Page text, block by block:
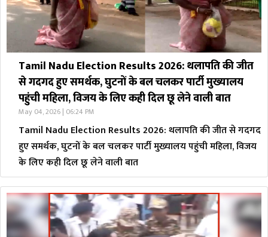
Tamil Nadu Election Results 2026: थलापति की जीत
से गदगद हुए समर्थक, घुटनों के बल चलकर पार्टी मुख्यालय
पहुंची महिला, विजय के लिए कही दिल छू लेने वाली बात
May 04, 2026 | 06:24 PM
Tamil Nadu Election Results 2026: थलापति की जीत से गदगद
हुए समर्थक, घुटनों के बल चलकर पार्टी मुख्यालय पहुंची महिला, विजय
के लिए कही दिल छू लेने वाली बात